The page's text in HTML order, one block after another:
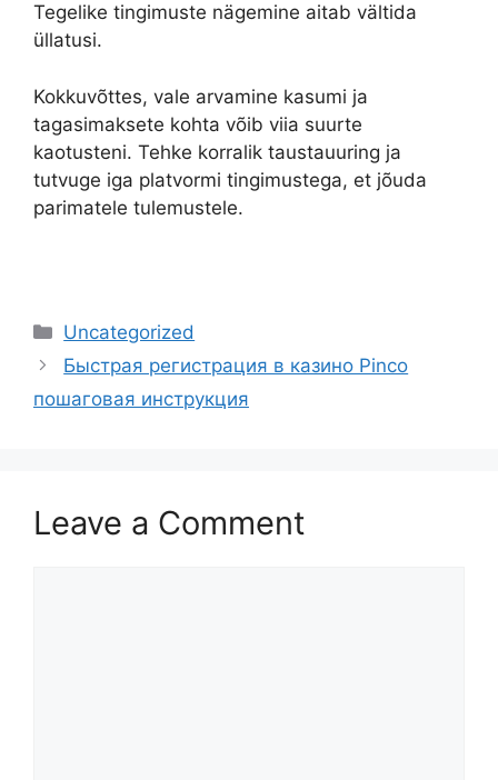
Tegelike tingimuste nägemine aitab vältida
üllatusi.
Kokkuvõttes, vale arvamine kasumi ja
tagasimaksete kohta võib viia suurte
kaotusteni. Tehke korralik taustauuring ja
tutvuge iga platvormi tingimustega, et jõuda
parimatele tulemustele.
Uncategorized
Быстрая регистрация в казино Pinco
пошаговая инструкция
Leave a Comment